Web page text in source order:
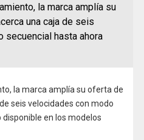
la marca amplía su
una caja de seis
secuencial hasta ahora
la marca amplía su oferta de
seis velocidades con modo
en los modelos